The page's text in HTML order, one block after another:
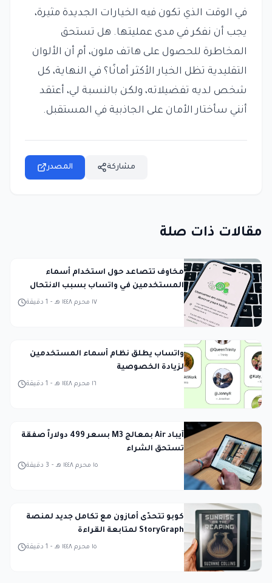
في الوقت الذي تكون فيه الخيارات الجديدة مثيرة،
يجب أن نفكر في مدى عمليتها. هل تستحق
المخاطرة للحصول على هاتف ملون، أم أن الألوان
التقليدية تظل الخيار الأكثر أمانًا؟ في النهاية، كل
شخص لديه تفضيلاته، ولكن بالنسبة لي، أعتقد
أنني سأختار الأمان على الجاذبية في المستقبل.
المصدر مشاركة
مقالات ذات صلة
مخاوف تتصاعد حول استخدام أسماء
المستخدمين في واتساب بسبب الانتحال
1 دقيقة - ١٧ محرم ١٤٤٨ هـ
واتساب يطلق نظام أسماء المستخدمين
لزيادة الخصوصية
1 دقيقة - ١٦ محرم ١٤٤٨ هـ
آيباد Air بمعالج M3 بسعر 499 دولاراً صفقة
تستحق الشراء
3 دقيقة - ١٥ محرم ١٤٤٨ هـ
كوبو تتحدّى أمازون مع تكامل جديد لمنصة
StoryGraph لمتابعة القراءة
1 دقيقة - ١٥ محرم ١٤٤٨ هـ